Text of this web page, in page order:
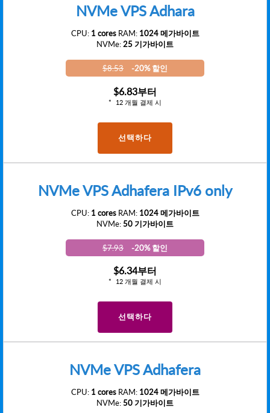
NVMe VPS Adhara
CPU: 1 coresRAM: 1024 메가바이트
NVMe:25 기가바이트
$8.53 -20% 할인
$6.83부터
12 개월 결제 시
선택하다
NVMe VPS Adhafera IPv6 only
CPU: 1 coresRAM: 1024 메가바이트
NVMe:50 기가바이트
$7.93 -20% 할인
$6.34부터
12 개월 결제 시
선택하다
NVMe VPS Adhafera
CPU: 1 coresRAM: 1024 메가바이트
NVMe:50 기가바이트